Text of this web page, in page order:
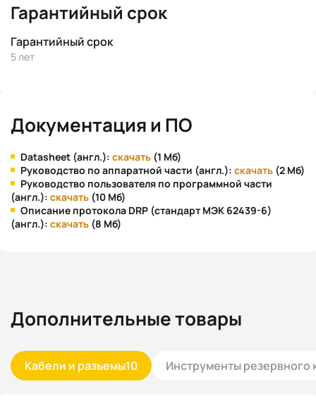
Гарантийный срок
Гарантийный срок
5 лет
Документация и ПО
Datasheet (англ.): скачать (1 Мб)
Руководство по аппаратной части (англ.): скачать (2 Мб)
Руководство пользователя по программной части
(англ.): скачать (10 Мб)
Описание протокола DRP (стандарт МЭК 62439-6)
(англ.): скачать (8 Мб)
Дополнительные товары
Кабели и разъемы10 Инструменты резервного